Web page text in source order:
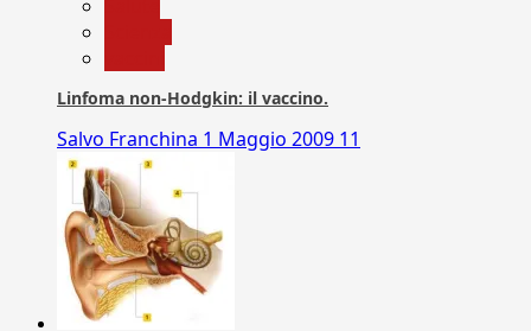
Linfoma non-Hodgkin: il vaccino.
Salvo Franchina 1 Maggio 2009 11